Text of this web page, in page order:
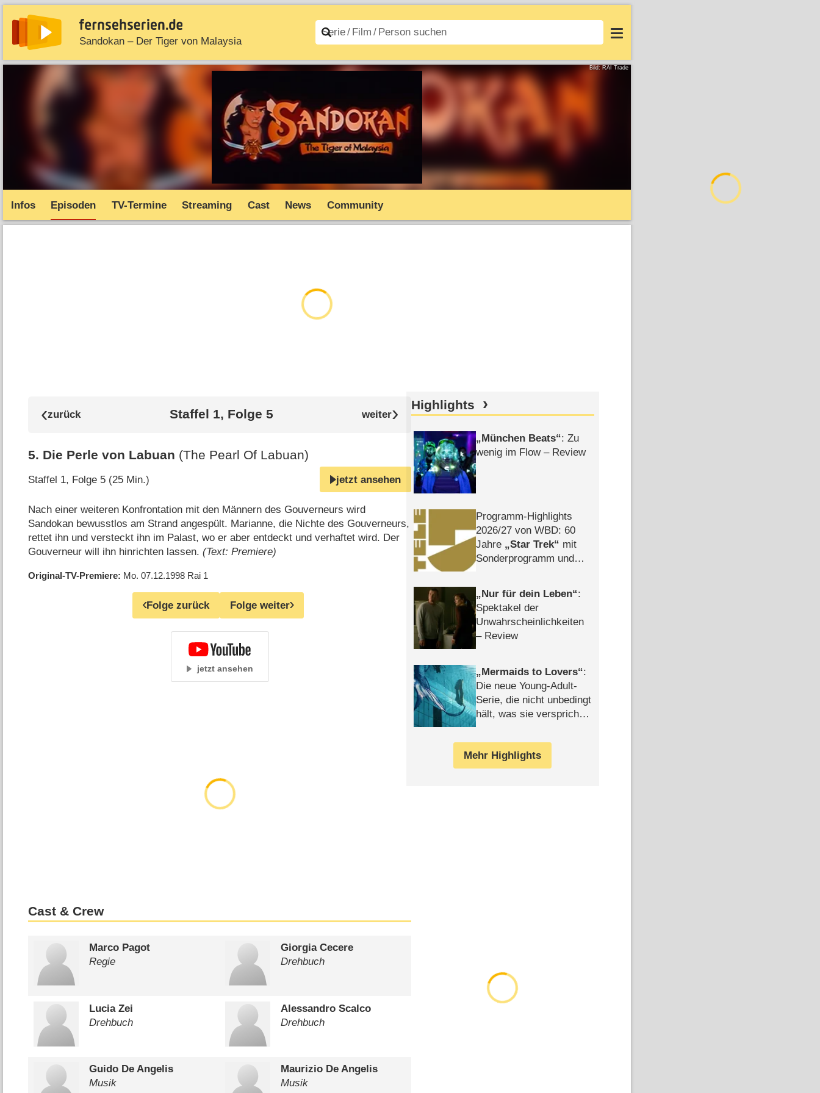
Sandokan – Der Tiger von Malaysia
News Entdecken Streaming TV-Starts Filme A–Z Login
Bild: RAI Trade
Infos Episoden TV-Termine Streaming Cast News Community
Staffel 1, Folge 5
5. Die Perle von Labuan (The Pearl Of Labuan)
Staffel 1, Folge 5 (25 Min.) jetzt ansehen
Nach einer weiteren Konfrontation mit den Männern des Gouverneurs wird
Sandokan bewusstlos am Strand angespült. Marianne, die Nichte des Gouverneurs,
rettet ihn und versteckt ihn im Palast, wo er aber entdeckt und verhaftet wird. Der
Gouverneur will ihn hinrichten lassen.(Text: Premiere)
Original-TV-Premiere Mo. 07.12.1998 Rai 1
Folge zurück Folge weiter
jetzt ansehen
Cast & Crew
Marco Pagot
Regie
Giorgia Cecere
Drehbuch
Lucia Zei
Drehbuch
Alessandro Scalco
Drehbuch
Guido De Angelis
Musik
Maurizio De Angelis
Musik
Highlights
München Beats : Zu
wenig im Flow – Review
Programm-Highlights
2026/​27 von WBD: 60
Jahre
Star Trek
mit
Sonderprogramm und
Nur für dein Leben :
Spektakel der
Unwahrscheinlichkeiten
– Review
Mermaids to Lovers :
Die neue Young-Adult-
Serie, die nicht unbedingt
hält, was sie verspricht –
Mehr Highlights